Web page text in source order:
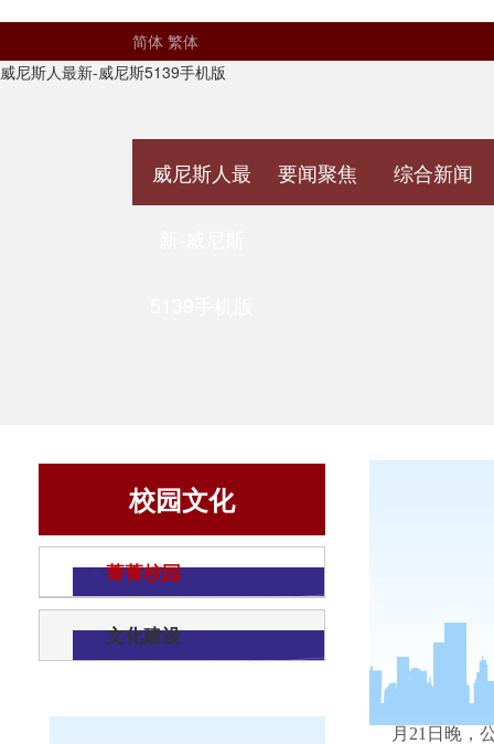
简体 繁体
威尼斯人最新-威尼斯5139手机版
威尼斯人最 要闻聚焦 综合新闻
校园文化
菁菁校园
文化建设
为了提
月 21 日晚，